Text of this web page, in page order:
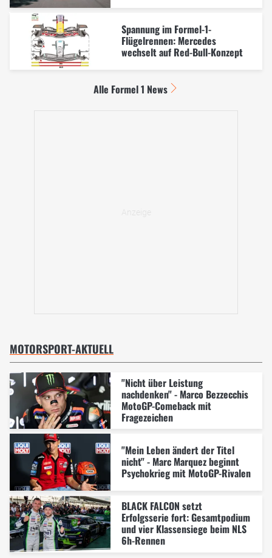
Spannung im Formel-1-
Flügelrennen: Mercedes
wechselt auf Red-Bull-Konzept
Alle Formel 1 News
MOTORSPORT-AKTUELL
"Nicht über Leistung
nachdenken" - Marco Bezzecchis
MotoGP-Comeback mit
Fragezeichen
"Mein Leben ändert der Titel
nicht" - Marc Marquez beginnt
Psychokrieg mit MotoGP-Rivalen
BLACK FALCON setzt
Erfolgsserie fort: Gesamtpodium
und vier Klassensiege beim NLS
6h-Rennen